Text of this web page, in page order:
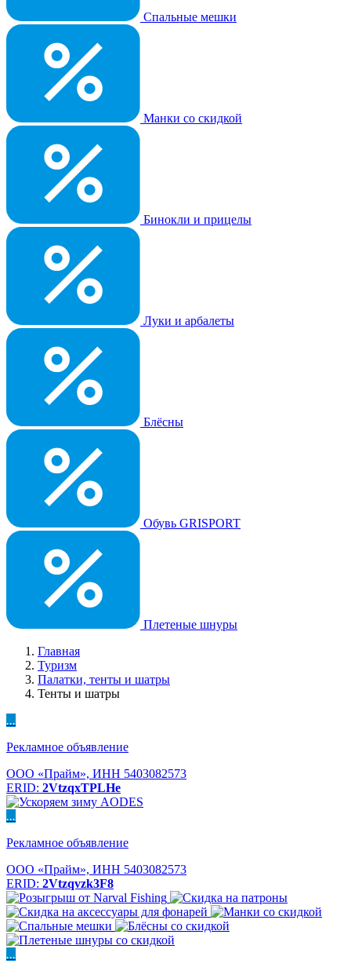
Спальные мешки
Манки со скидкой
Бинокли и прицелы
Луки и арбалеты
Блёсны
Обувь GRISPORT
Плетеные шнуры
Главная
Туризм
Палатки, тенты и шатры
Тенты и шатры
...
Рекламное объявление
ООО «Прайм», ИНН 5403082573
ERID: 2VtzqxTPLHe
...
Рекламное объявление
ООО «Прайм», ИНН 5403082573
ERID: 2Vtzqvzk3F8
...